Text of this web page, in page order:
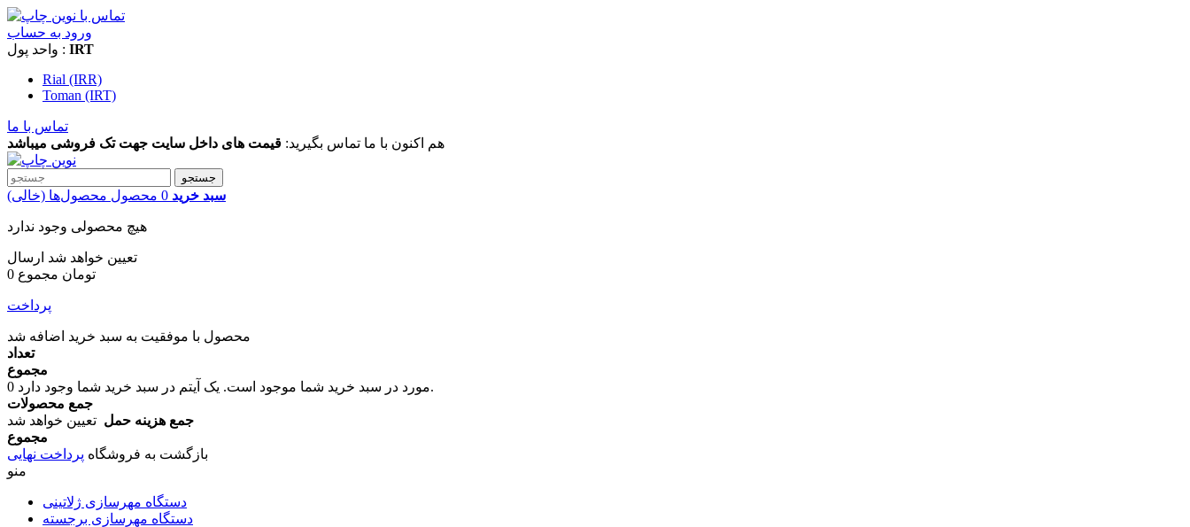
ورود به حساب
واحد پول : IRT
Rial (IRR)
Toman (IRT)
تماس با ما
هم اکنون با ما تماس بگیرید: قیمت های داخل سایت جهت تک فروشی میباشد
جستجو
سبد خرید 0 محصول محصول‌ها (خالی)
هیچ محصولی وجود ندارد
تعیین خواهد شد ارسال
0 تومان مجموع
پرداخت
محصول با موفقیت به سبد خرید اضافه شد
تعداد
مجموع
0
مورد در سبد خرید شما موجود است.یک آیتم در سبد خرید شما وجود دارد.
جمع محصولات
جمع هزینه حمل تعیین خواهد شد
مجموع
بازگشت به فروشگاه پرداخت نهایی
منو
دستگاه مهرسازی ژلاتینی
دستگاه مهرسازی برجسته